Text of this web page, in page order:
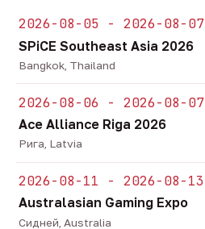
2026-08-05 - 2026-08-07
SPiCE Southeast Asia 2026
Bangkok, Thailand
2026-08-06 - 2026-08-07
Ace Alliance Riga 2026
Рига, Latvia
2026-08-11 - 2026-08-13
Australasian Gaming Expo
Сидней, Australia